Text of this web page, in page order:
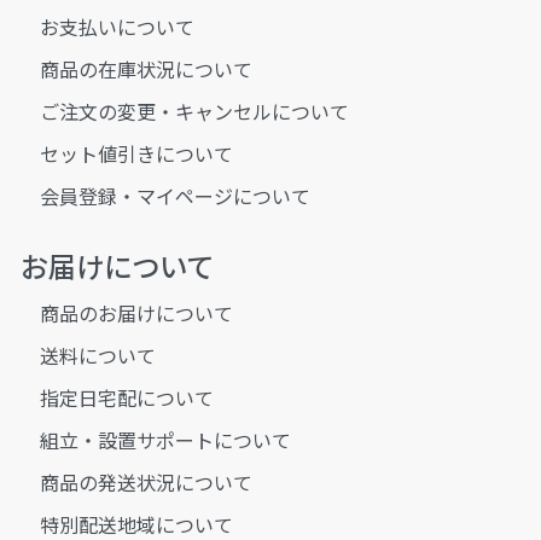
お支払いについて
商品の在庫状況について
ご注文の変更・キャンセルについて
セット値引きについて
会員登録・マイページについて
お届けについて
商品のお届けについて
送料について
指定日宅配について
組立・設置サポートについて
商品の発送状況について
特別配送地域について